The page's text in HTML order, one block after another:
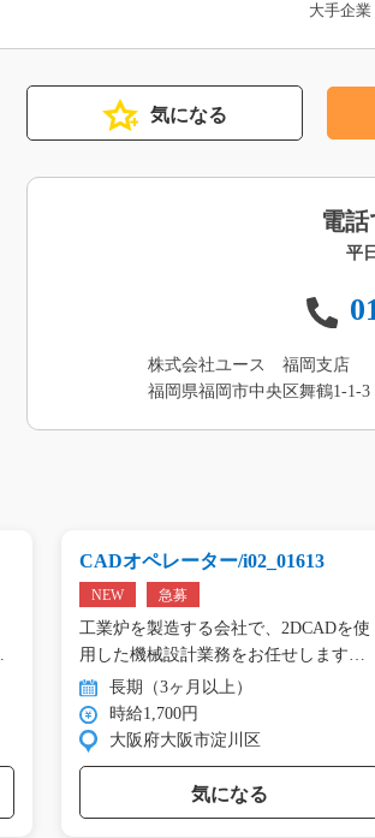
大手企業
気になる
電
平
株式会社ユース 福岡支店
福岡県福岡市中央区舞鶴1-1-
CADオペレーター/i02_01613
NEW 急募
工業炉を製造する会社で、2DCADを使
用した機械設計業務をお任せします。
…
長期（3ヶ月以上）
時給1,700円
大阪府大阪市淀川区
気になる